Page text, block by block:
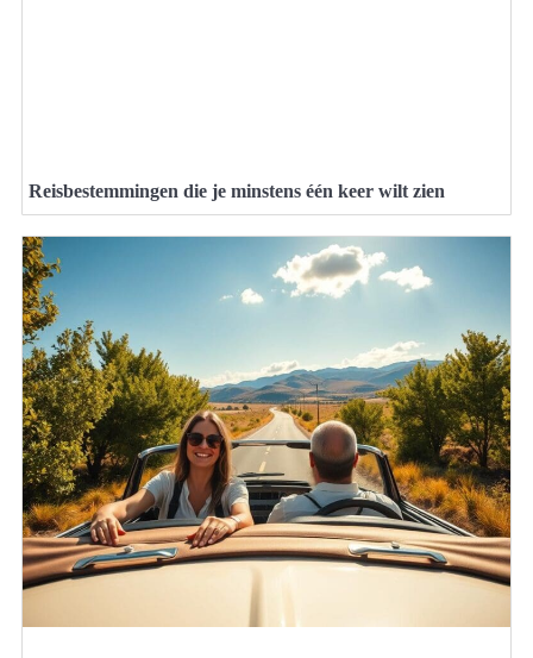
Reisbestemmingen die je minstens één keer wilt zien